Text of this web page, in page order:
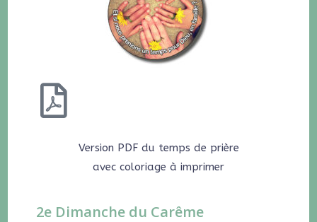
Version PDF du temps de prière
avec coloriage à imprimer
2e Dimanche du Carême